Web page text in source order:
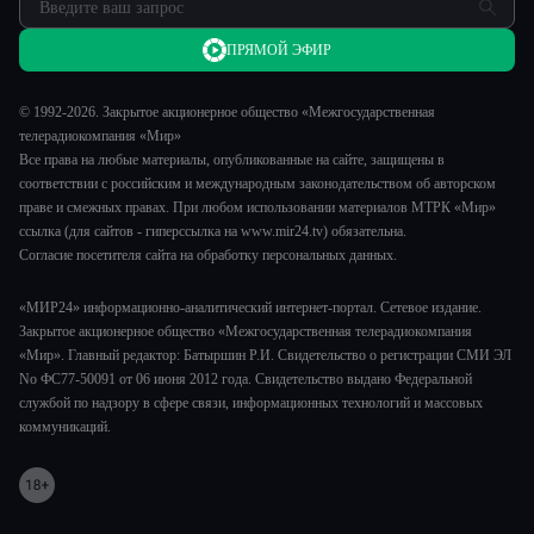
Реклама
© 1992-2026. Закрытое акционерное общество «Межгосударственная
телерадиокомпания «Мир»
Все права на любые материалы, опубликованные на сайте, защищены в
соответствии с российским и международным законодательством об авторском
праве и смежных правах. При любом использовании материалов МТРК «Мир»
ссылка (для сайтов - гиперссылка на www.mir24.tv) обязательна.
Согласие посетителя сайта на обработку персональных данных.
«МИР24» информационно-аналитический интернет-портал. Сетевое издание.
Закрытое акционерное общество «Межгосударственная телерадиокомпания
«Мир». Главный редактор: Батыршин Р.И. Свидетельство о регистрации СМИ ЭЛ
No ФС77-50091 от 06 июня 2012 года. Свидетельство выдано Федеральной
службой по надзору в сфере связи, информационных технологий и массовых
коммуникаций.
ПРЯМОЙ ЭФИР